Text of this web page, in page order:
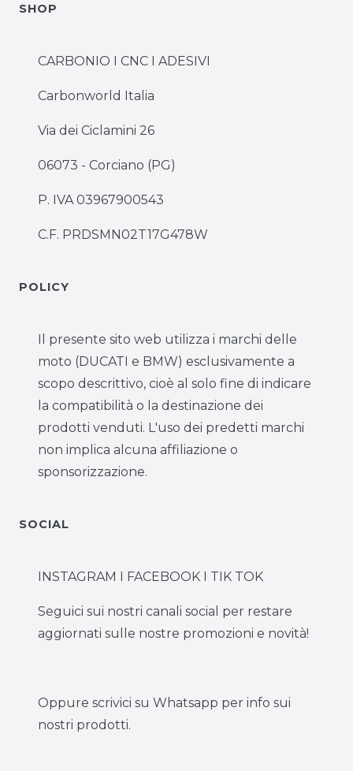
SHOP
CARBONIO I CNC I ADESIVI
Carbonworld Italia
Via dei Ciclamini 26
06073 - Corciano (PG)
P. IVA 03967900543
C.F. PRDSMN02T17G478W
POLICY
Il presente sito web utilizza i marchi delle
moto (DUCATI e BMW) esclusivamente a
scopo descrittivo, cioè al solo fine di indicare
la compatibilità o la destinazione dei
prodotti venduti. L'uso dei predetti marchi
non implica alcuna affiliazione o
sponsorizzazione.
SOCIAL
INSTAGRAM I FACEBOOK I TIK TOK
Seguici sui nostri canali social per restare
aggiornati sulle nostre promozioni e novità!
Oppure scrivici su Whatsapp per info sui
nostri prodotti.